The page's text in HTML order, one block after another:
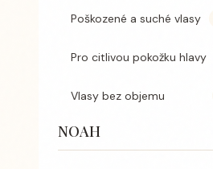
Poškozené a suché vlasy
Pro citlivou pokožku hlavy
Vlasy bez objemu
NOAH